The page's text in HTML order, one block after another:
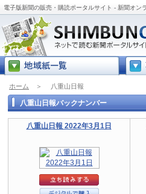
電子版新聞の販売・購読ポータルサイト - 新聞オン
ホーム ＞ 八重山日報
八重山日報バックナンバー
八重山日報 2022年3月1日